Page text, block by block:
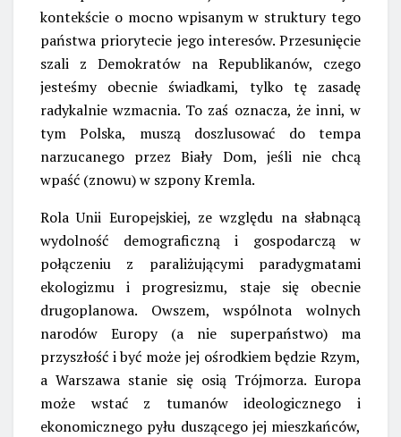
kontekście o mocno wpisanym w struktury tego
państwa priorytecie jego interesów. Przesunięcie
szali z Demokratów na Republikanów, czego
jesteśmy obecnie świadkami, tylko tę zasadę
radykalnie wzmacnia. To zaś oznacza, że inni, w
tym Polska, muszą doszlusować do tempa
narzucanego przez Biały Dom, jeśli nie chcą
wpaść (znowu) w szpony Kremla.
Rola Unii Europejskiej, ze względu na słabnącą
wydolność demograficzną i gospodarczą w
połączeniu z paraliżującymi paradygmatami
ekologizmu i progresizmu, staje się obecnie
drugoplanowa. Owszem, wspólnota wolnych
narodów Europy (a nie superpaństwo) ma
przyszłość i być może jej ośrodkiem będzie Rzym,
a Warszawa stanie się osią Trójmorza. Europa
może wstać z tumanów ideologicznego i
ekonomicznego pyłu duszącego jej mieszkańców,